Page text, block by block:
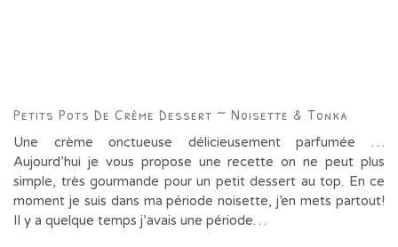
Petits Pots De Crème Dessert ~ Noisette & Tonka
Une crème onctueuse délicieusement parfumée …
Aujourd’hui je vous propose une recette on ne peut plus
simple, très gourmande pour un petit dessert au top. En ce
moment je suis dans ma période noisette, j’en mets partout!
Il y a quelque temps j’avais une période…